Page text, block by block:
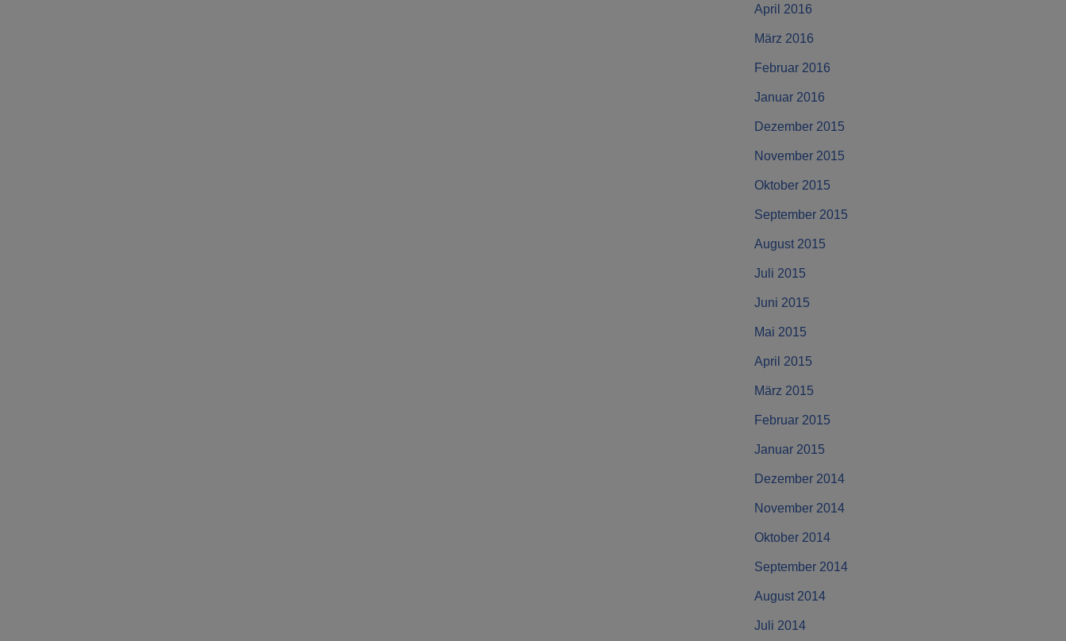
April 2016
März 2016
Februar 2016
Januar 2016
Dezember 2015
November 2015
Oktober 2015
September 2015
August 2015
Juli 2015
Juni 2015
Mai 2015
April 2015
März 2015
Februar 2015
Januar 2015
Dezember 2014
November 2014
Oktober 2014
September 2014
August 2014
Juli 2014